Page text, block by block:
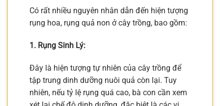
Có rất nhiều nguyên nhân dẫn đến hiện tượng
rụng hoa, rụng quả non ở cây trồng, bao gồm:
1. Rụng Sinh Lý:
Đây là hiện tượng tự nhiên của cây trồng để
tập trung dinh dưỡng nuôi quả còn lại. Tuy
nhiên, nếu tỷ lệ rụng quá cao, bà con cần xem